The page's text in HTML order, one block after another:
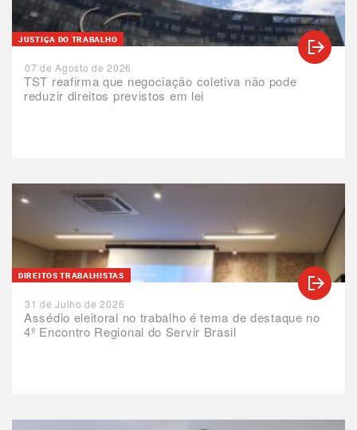
TST reafirma que negociação coletiva não pode
reduzir direitos previstos em lei
JUSTIÇA DO TRABALHO
07 de Agosto de 2026
Assédio eleitoral no trabalho é tema de destaque no
4º Encontro Regional do Servir Brasil
DIREITOS TRABALHISTAS
31 de Julho de 2026